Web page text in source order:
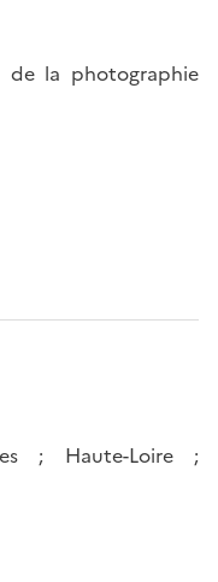
la photographie
; Haute-Loire ;